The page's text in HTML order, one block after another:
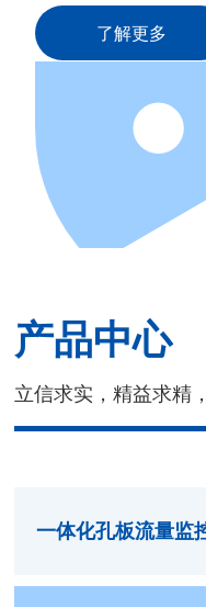
了解更多
产品中心
立信求实，精益求精
一体化孔板流量监